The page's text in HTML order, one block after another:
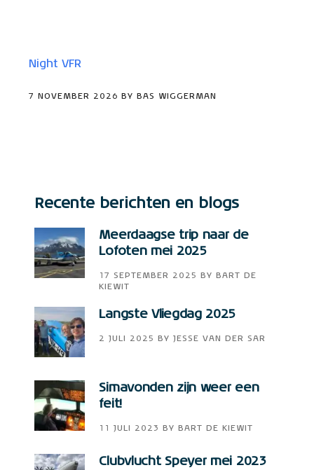
Night VFR
7 NOVEMBER 2026 BY BAS WIGGERMAN
Recente berichten en blogs
Meerdaagse trip naar de
Lofoten mei 2025
17 SEPTEMBER 2025 BY
BART DE
KIEWIT
Langste Vliegdag 2025
2 JULI 2025 BY JESSE VAN DER SAR
Simavonden zijn weer een
feit!
11 JULI 2023 BY BART DE KIEWIT
Clubvlucht Speyer mei 2023